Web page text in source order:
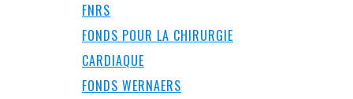
FNRS
FONDS POUR LA CHIRURGIE
CARDIAQUE
FONDS WERNAERS